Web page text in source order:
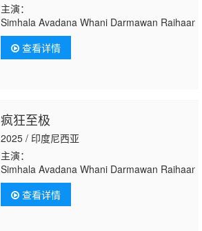
主演：
Simhala Avadana Whani Darmawan
查看详情
疯狂至极
2025 / 印度尼西亚
主演：
Simhala Avadana Whani Darmawan
查看详情